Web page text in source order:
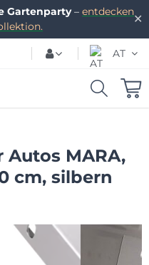
✕
Gartenparty– entdecken
AT
MARA,
cm, silbern